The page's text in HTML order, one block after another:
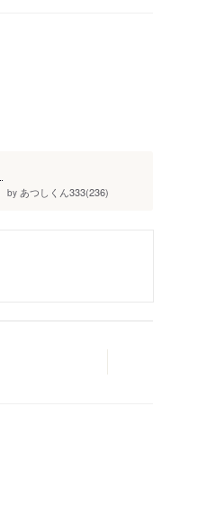
by あつしくん333(236)